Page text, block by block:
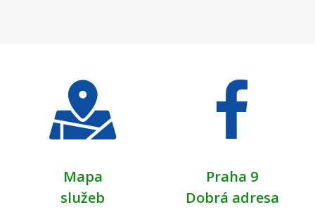
Mapa
služeb
Praha 9
Dobrá adresa